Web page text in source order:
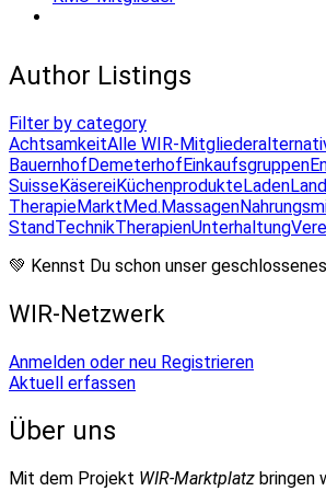
Author Listings
Filter by category
AchtsamkeitAlle WIR-Mitglieder
BauernhofDemeterhofEinkaufsgruppen
SuisseKäsereiKüchenprodukteLaden
TherapieMarktMed.Massagen
StandTechnikTherapienUnterhaltung
💚 Kennst Du schon unser geschlossenes
WIR-Netzwerk
Anmelden oder neu Registrieren
Aktuell erfassen
Über uns
Mit dem Projekt WIR-Marktplatz bringen